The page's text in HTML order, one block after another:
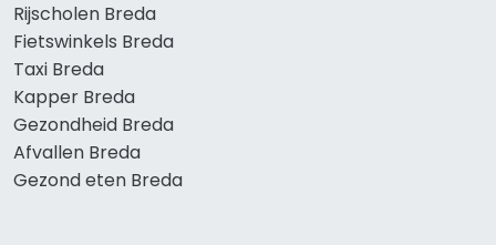
Rijscholen Breda
Fietswinkels Breda
Taxi Breda
Kapper Breda
Gezondheid Breda
Afvallen Breda
Gezond eten Breda